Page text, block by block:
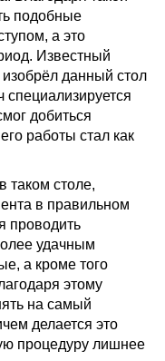
подобные
а это
Известный
данный стол
специализируется
добиться
работы стал как
таком столе,
в правильном
проводить
удачным
а кроме того
этому
на самый
делается это
процедуру лишнее